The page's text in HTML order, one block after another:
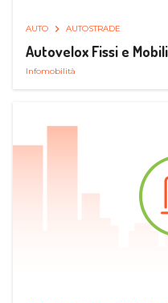
AUTO AUTOSTRADE
Autovelox Fissi e
Infomobilità